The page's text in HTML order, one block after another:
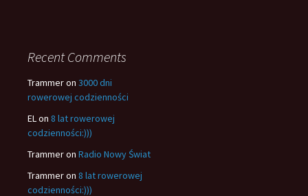
Recent Comments
Trammeron 3000 dni
rowerowej codzienności
ELon 8 lat rowerowej
codzienności:)))
Trammeron Radio Nowy Świat
Trammeron 8 lat rowerowej
codzienności:)))